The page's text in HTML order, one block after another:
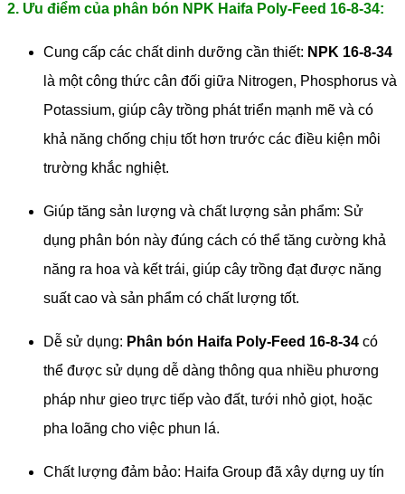
2. Ưu điểm của phân bón NPK Haifa Poly-Feed 16-8-34:
Cung cấp các chất dinh dưỡng cần thiết: NPK 16-8-34
là một công thức cân đối giữa Nitrogen, Phosphorus và
Potassium, giúp cây trồng phát triển mạnh mẽ và có
khả năng chống chịu tốt hơn trước các điều kiện môi
trường khắc nghiệt.
Giúp tăng sản lượng và chất lượng sản phẩm: Sử
dụng phân bón này đúng cách có thể tăng cường khả
năng ra hoa và kết trái, giúp cây trồng đạt được năng
suất cao và sản phẩm có chất lượng tốt.
Dễ sử dụng: Phân bón Haifa Poly-Feed 16-8-34 có
thể được sử dụng dễ dàng thông qua nhiều phương
pháp như gieo trực tiếp vào đất, tưới nhỏ giọt, hoặc
pha loãng cho việc phun lá.
Chất lượng đảm bảo: Haifa Group đã xây dựng uy tín